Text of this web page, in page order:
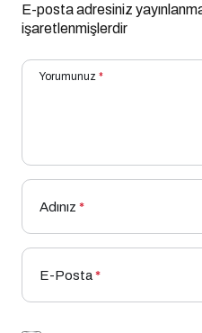
E-posta adresiniz
işaretlenmişlerdir
Yorumunuz *
Adınız *
E-Posta*